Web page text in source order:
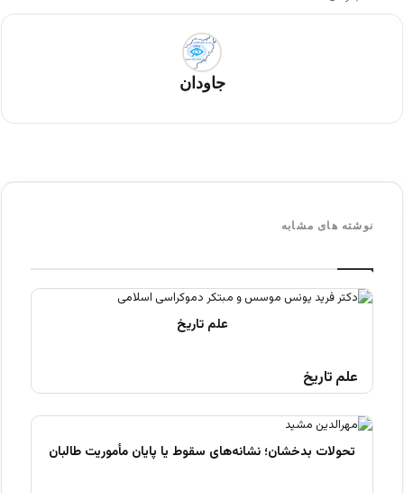
جاودان
نوشته های مشابه
علم تاریخ